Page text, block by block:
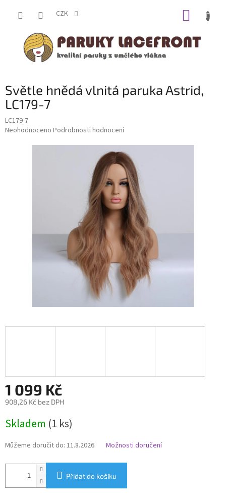
CZK
Světle hnědá vlnitá paruka Astrid,
LC179-7
LC179-7
Průměrné
Neohodnoceno Podrobnosti hodnocení
1 099 Kč
908,26 Kč bez DPH
cena:
Skladem (1 ks)
Můžeme doručit do: 11.8.2026 Možnosti doručení
Přidat do košíku